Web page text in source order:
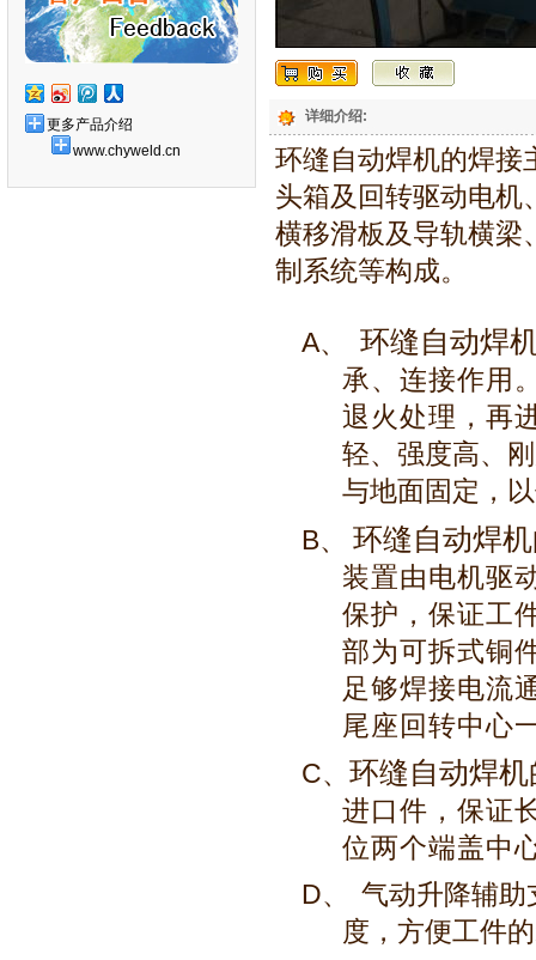
更多产品介绍
www.chyweld.cn
详细介绍:
环缝自动焊机的焊接
头箱及回转驱动电机
横移滑板及导轨横梁
制系统等构成。
A、 环缝自动焊
承、连接作用
退火处理，再
轻、强度高、
与地面固定，
B、
环缝自动焊
装置由电机驱
保护，保证工
部为可拆式铜
足够焊接电流
尾座回转中心
C、 环缝自动焊机
进口件，保证
位两个端盖中
D、
气动升降辅助
度，方便工件